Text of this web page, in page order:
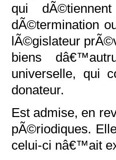
qui
dÃ©termination
lÃ©gislateur
biens
universelle, qui
donateur.
Est admise, en
pÃ©riodiques.
celui-ci nâ€™ait